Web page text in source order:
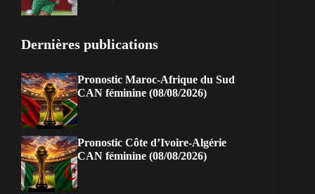
Dernières publications
Pronostic Maroc-Afrique du Sud
CAN féminine (08/08/2026)
Pronostic Côte d’Ivoire-Algérie
CAN féminine (08/08/2026)